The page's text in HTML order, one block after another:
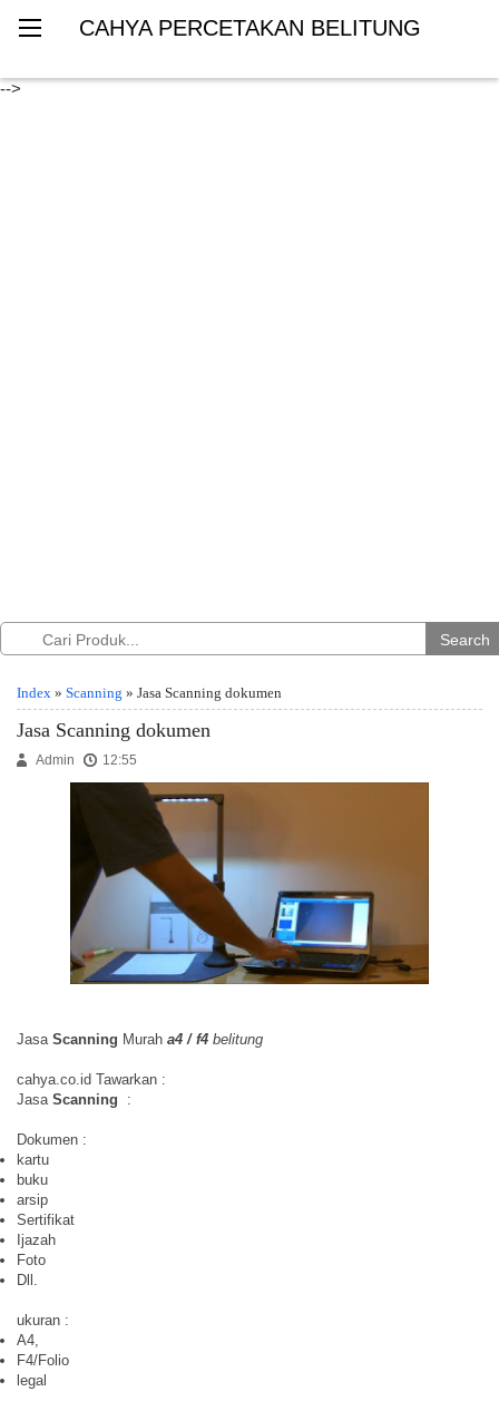
-->
CAHYA PERCETAKAN BELITUNG
Search
Index » Scanning » Jasa Scanning dokumen
Jasa Scanning dokumen
Admin 12:55
Jasa Scanning Murah a4 / f4 belitung
cahya.co.id Tawarkan :
Jasa Scanning :
Dokumen :
kartu
buku
arsip
Sertifikat
Ijazah
Foto
Dll.
ukuran :
A4,
F4/Folio
legal